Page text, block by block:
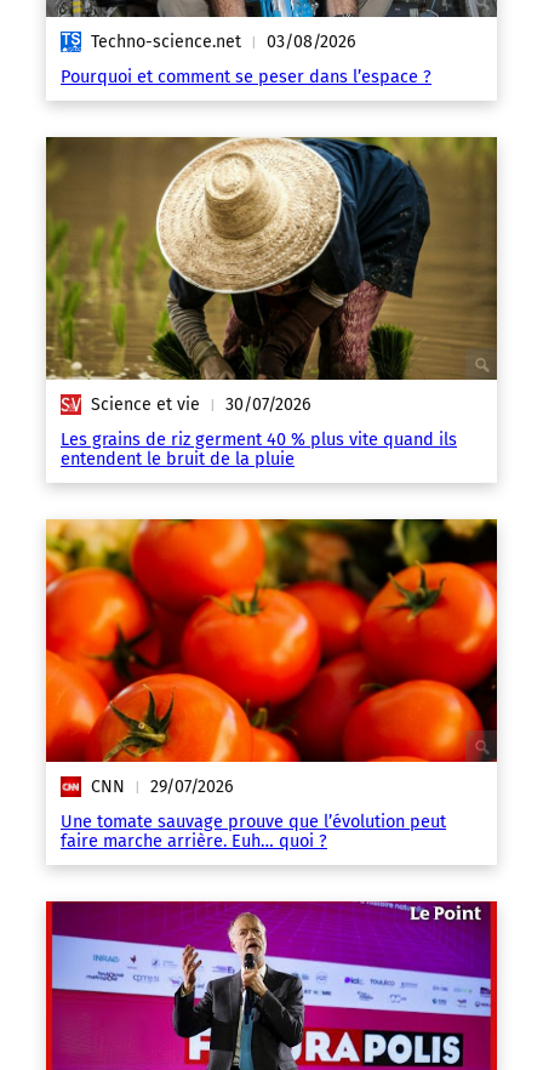
Techno-science.net | 03/08/2026
Pourquoi et comment se peser dans l’espace ?
Science et vie | 30/07/2026
Les grains de riz germent 40 % plus vite quand ils
entendent le bruit de la pluie
CNN | 29/07/2026
Une tomate sauvage prouve que l’évolution peut
faire marche arrière. Euh… quoi ?